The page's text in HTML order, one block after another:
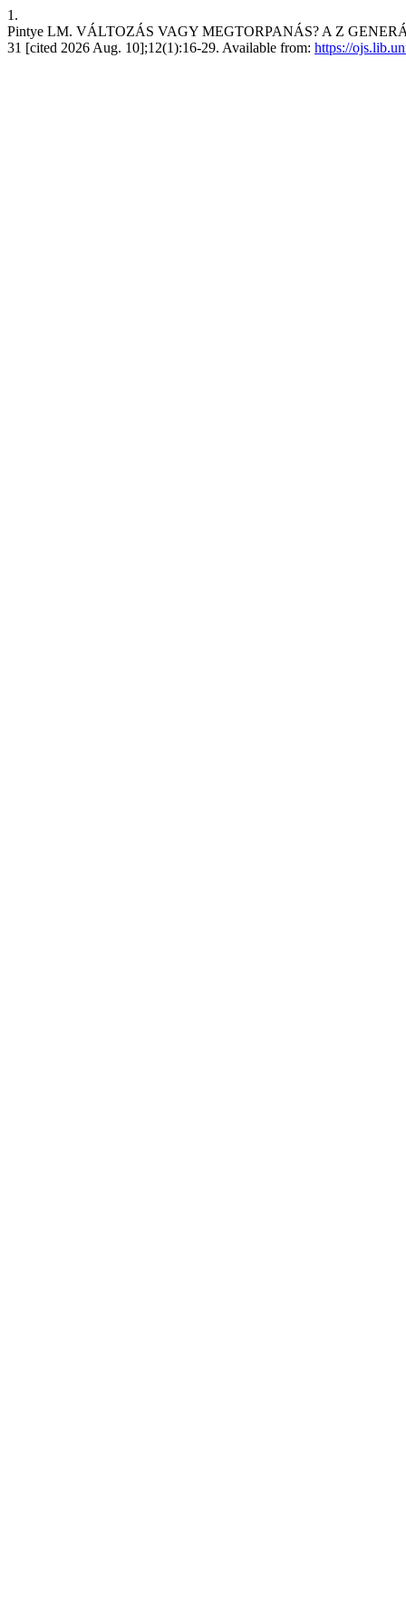
1.
Pintye LM. VÁLTOZÁS VAGY MEGTORPANÁS? A Z
31 [cited 2026 Aug. 10];12(1):16-29. Available from: https://